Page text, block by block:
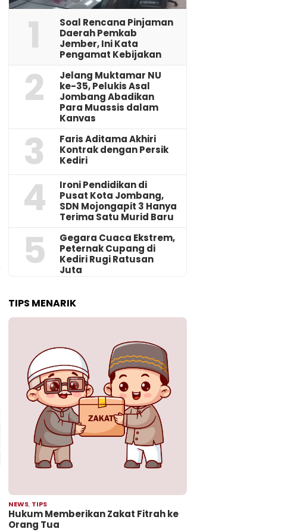
1
‎Soal Rencana Pinjaman
Daerah Pemkab
Jember, Ini Kata
Pengamat Kebijakan ‎
2
Jelang Muktamar NU
ke-35, Pelukis Asal
Jombang Abadikan
Para Muassis dalam
Kanvas
3
Faris Aditama Akhiri
Kontrak dengan Persik
Kediri
4
Ironi Pendidikan di
Pusat Kota Jombang,
SDN Mojongapit 3 Hanya
Terima Satu Murid Baru
5
‎Gegara Cuaca Ekstrem,
Peternak Cupang di
Kediri Rugi Ratusan
Juta
TIPS MENARIK
NEWS, TIPS
Hukum Memberikan Zakat Fitrah ke
Orang Tua